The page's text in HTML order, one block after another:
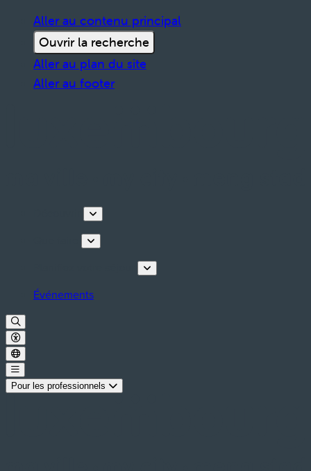
Aller au contenu principal
Ouvrir la recherche
Aller au plan du site
Aller au footer
Événements
Pour les professionnels